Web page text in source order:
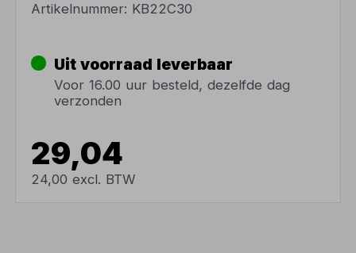
Artikelnummer: KB22C30
Uit voorraad leverbaar
Voor 16.00 uur besteld, dezelfde dag
verzonden
29,04
24,00 excl. BTW